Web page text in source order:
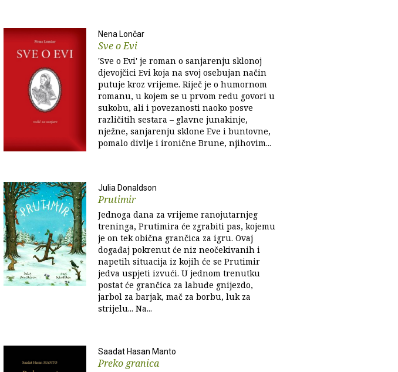
Nena Lončar
Sve o Evi
'Sve o Evi' je roman o sanjarenju sklonoj
djevojčici Evi koja na svoj osebujan način
putuje kroz vrijeme. Riječ je o humornom
romanu, u kojem se u prvom redu govori u
sukobu, ali i povezanosti naoko posve
različitih sestara – glavne junakinje,
nježne, sanjarenju sklone Eve i buntovne,
pomalo divlje i ironične Brune, njihovim...
Julia Donaldson
Prutimir
Jednoga dana za vrijeme ranojutarnjeg
treninga, Prutimira će zgrabiti pas, kojemu
je on tek obična grančica za igru. Ovaj
događaj pokrenut će niz neočekivanih i
napetih situacija iz kojih će se Prutimir
jedva uspjeti izvući. U jednom trenutku
postat će grančica za labuđe gnijezdo,
jarbol za barjak, mač za borbu, luk za
strijelu... Na...
Saadat Hasan Manto
Preko granica